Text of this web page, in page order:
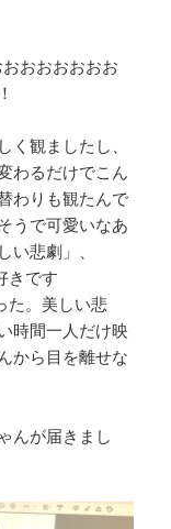
おおおおおお
観ましたし、
わるだけでこん
わりも観たんで
うで可愛いなあ
い悲劇」、
きです
。美しい悲
時間一人だけ映
から目を離せな
んが届きまし